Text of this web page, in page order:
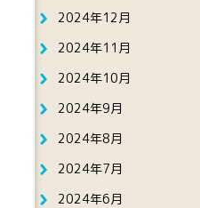
2024年12月
2024年11月
2024年10月
2024年9月
2024年8月
2024年7月
2024年6月